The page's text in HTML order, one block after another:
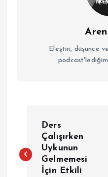
Eleştiri, düşünce
z
Ders
Çalışırken
Uykunun
Gelmemesi
İçin Etkili